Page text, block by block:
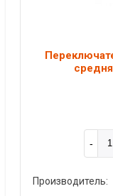
Производитель: